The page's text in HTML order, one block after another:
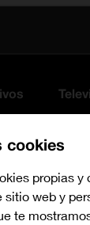
cookies
propias
sitio web y
te